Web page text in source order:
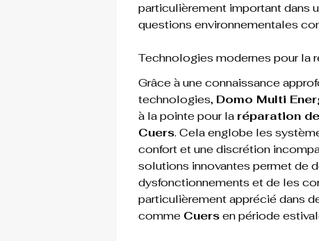
particulièrement important dans
questions environnementales
Technologies modernes pour la
Grâce à une connaissance
technologies, Domo Multi
à la pointe pour la réparation
Cuers. Cela englobe les
confort et une discrétion
solutions innovantes permet de
dysfonctionnements et de les
particulièrement apprécié dans
comme Cuers en période